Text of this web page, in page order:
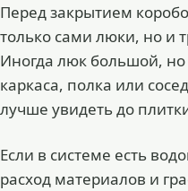
Перед закрытием
только сами люки, но и
Иногда люк большой,
каркаса, полка или
лучше увидеть до
Если в системе есть
расход материалов и